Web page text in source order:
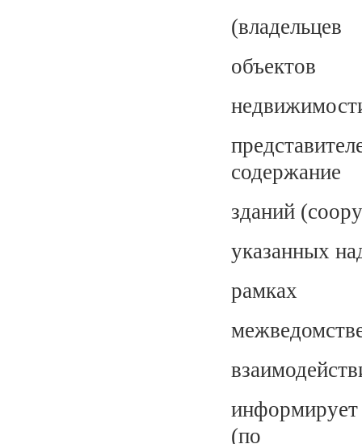
(владельцев
объектов
содержание
зданий
указанных
рамках
(по